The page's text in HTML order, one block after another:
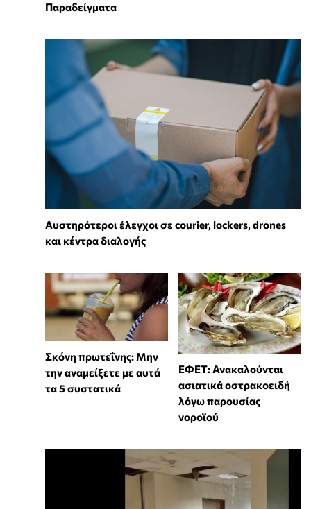
Παραδείγματα
Αυστηρότεροι έλεγχοι σε courier, lockers, drones
και κέντρα διαλογής
Σκόνη πρωτεΐνης: Μην
την αναμείξετε με αυτά
τα 5 συστατικά
ΕΦΕΤ: Ανακαλούνται
ασιατικά οστρακοειδή
λόγω παρουσίας
νοροϊού